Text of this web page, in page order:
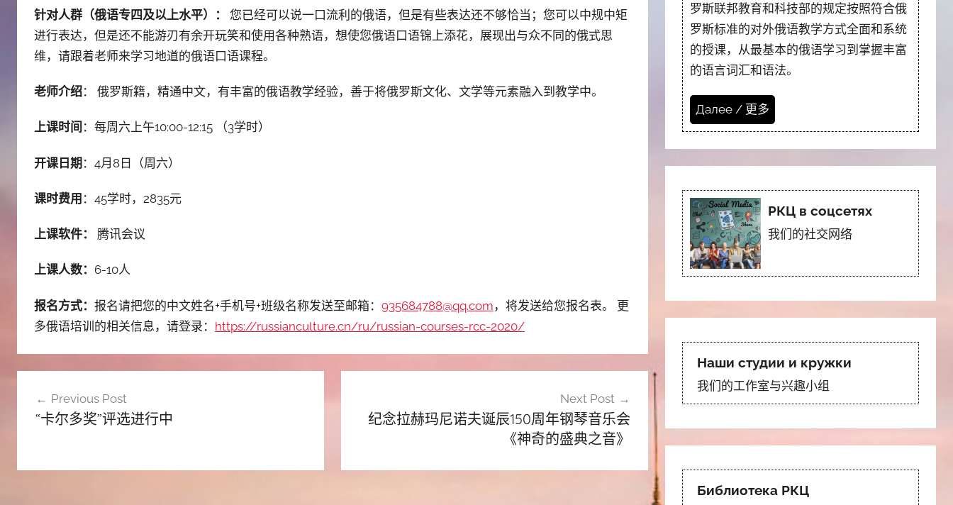
针对人群（俄语专四及以上水平）：
您已经可以说一口流利的俄语，但是有些表达还不够恰当；您可以中规中矩
进行表达，但是还不能游刃有余开玩笑和使用各种熟语，想使您俄语口语锦上添花，展现出与众不同的俄式思
维，请跟着老师来学习地道的俄语口语课程。
老师介绍： 俄罗斯籍，精通中文，有丰富的俄语教学经验，善于将俄罗斯文化、文学等元素融入到教学中。
上课时间 ：每周六上午10:00-12:15 （3学时）
开课日期 ：4月8日（周六）
课时费用 ：45学时，2835元
上课软件： 腾讯会议
上课人数： 6-10人
报名方式： 报名请把您的中文姓名+手机号+班级名称发送至邮箱： 935684788@qq.com ，将发送给您报名表。 更
多俄语培训的相关信息，请登录： https://russianculture.cn/ru/russian-courses-rcc-2020/
Previous Post
“卡尔多奖”评选进行中
Next Post
纪念拉赫玛尼诺夫诞辰150周年钢琴音乐会
《神奇的盛典之音》
罗斯联邦教育和科技部的规定按照符合俄
罗斯标准的对外俄语教学方式全面和系统
的授课，从最基本的俄语学习到掌握丰富
的语言词汇和语法。
Далее / 更多
РКЦ в соцсетях
我们的社交网络
Наши студии и кружки
我们的工作室与兴趣小组
Библиотека РКЦ